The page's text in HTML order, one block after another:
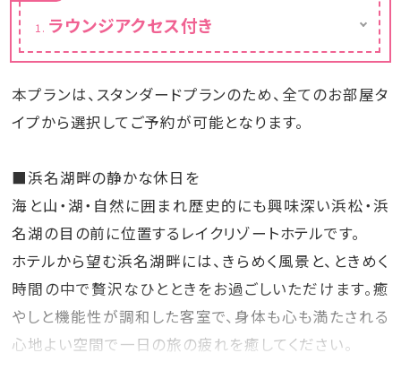
ラウンジアクセス付き
ご宿泊のお客様がご利用いただけるラウンジ
をご用意しております。
ラウンジでは、スパークリングワイン、赤ワイン
や白ワイン、ビールなどのお酒、コーヒー、紅
茶、ハーブウォーターなどのソフトドリンクにお
とメニューが変わります。
※メニューは時期や仕入れの状況により異な
る場合があります。
本プランは、スタンダードプランのため、全てのお部屋タ
イプから選択してご予約が可能となります。
■浜名湖畔の静かな休日を
海と山・湖・自然に囲まれ歴史的にも興味深い浜松・浜
名湖の目の前に位置するレイクリゾートホテルです。
ホテルから望む浜名湖畔には、きらめく風景と、ときめく
時間の中で贅沢なひとときをお過ごしいただけます。癒
やしと機能性が調和した客室で、身体も心も満たされる
心地よい空間で一日の旅の疲れを癒してください。